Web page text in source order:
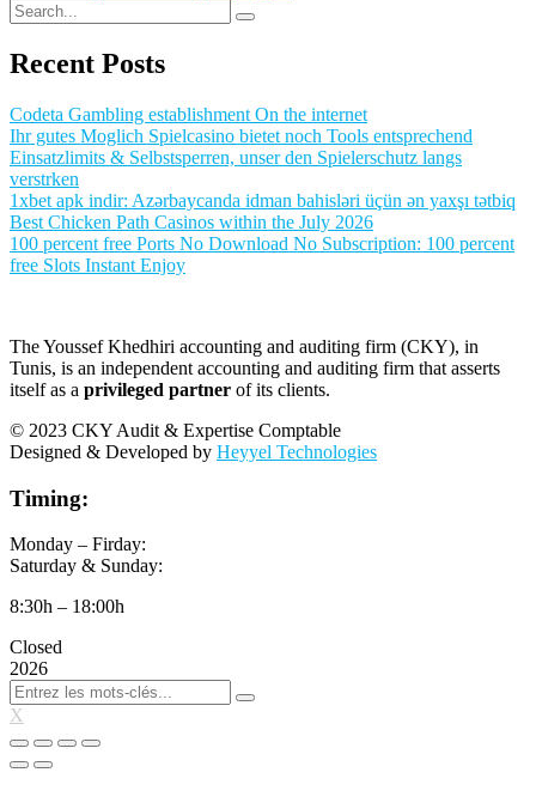
Recent Posts
Codeta Gambling establishment On the internet
Ihr gutes Moglich Spielcasino bietet noch Tools entsprechend
Einsatzlimits & Selbstsperren, unser den Spielerschutz langs
verstrken
1xbet apk indir: Azərbaycanda idman bahisləri üçün ən yaxşı tətbiq
Best Chicken Path Casinos within the July 2026
100 percent free Ports No Download No Subscription: 100 percent
free Slots Instant Enjoy
The Youssef Khedhiri accounting and auditing firm (CKY), in
Tunis, is an independent accounting and auditing firm that asserts
itself as a privileged partner of its clients.
© 2023 CKY Audit & Expertise Comptable
Designed & Developed by Heyyel Technologies
Timing:
Monday – Firday:
Saturday & Sunday:
8:30h – 18:00h
Closed
2026
X